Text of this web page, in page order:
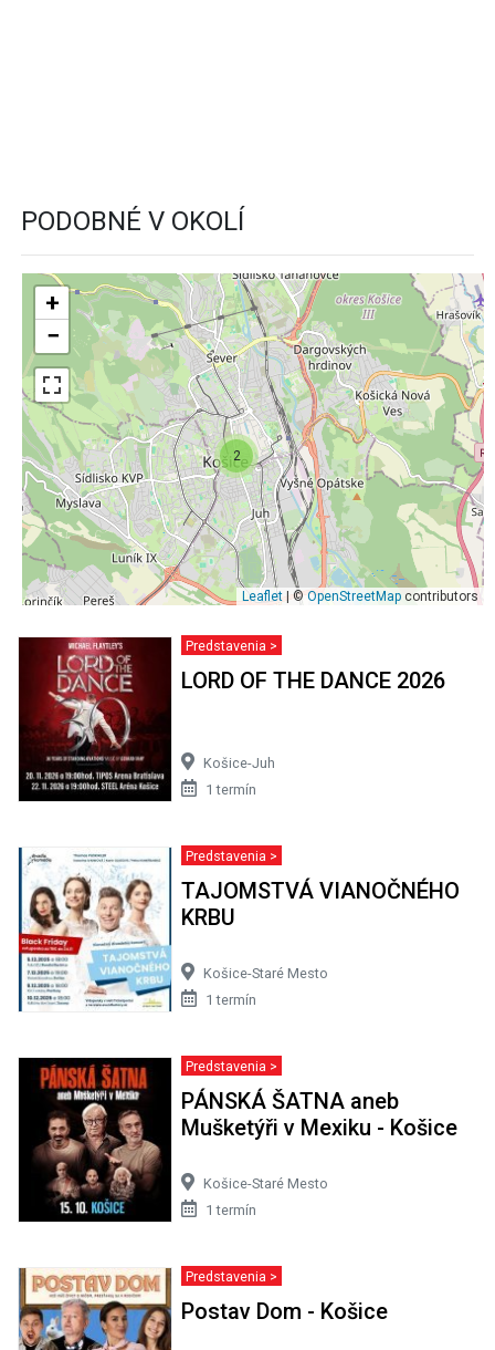
PODOBNÉ V OKOLÍ
2
+
−
Leaflet | ©OpenStreetMap contributors
Predstavenia >
LORD OF THE DANCE 2026
Košice-Juh
1 termín
Predstavenia >
TAJOMSTVÁ VIANOČNÉHO
KRBU
Košice-Staré Mesto
1 termín
Predstavenia >
PÁNSKÁ ŠATNA aneb
Mušketýři v Mexiku - Košice
Košice-Staré Mesto
1 termín
Predstavenia >
Postav Dom - Košice